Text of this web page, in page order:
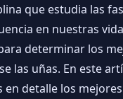
que estudia las
en nuestras
determinar los
las uñas. En este
en detalle los